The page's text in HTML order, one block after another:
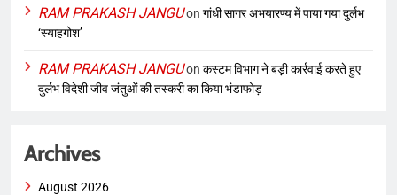
RAM PRAKASH JANGUon गांधी सागर अभयारण्य में पाया गया दुर्लभ
‘स्याहगोश’
RAM PRAKASH JANGUon कस्टम विभाग ने बड़ी कार्रवाई करते हुए
दुर्लभ विदेशी जीव जंतुओं की तस्करी का किया भंडाफोड़
Archives
August 2026